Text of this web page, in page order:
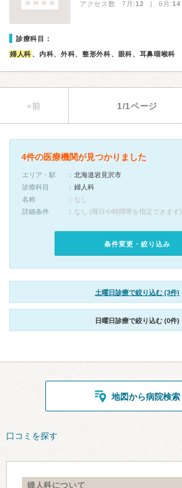
アクセス数 7月:12 | 6月:14
診療科目：
婦人科 、内科、外科、整形外科、眼科、耳鼻咽喉科
«前 1/1ページ
4件の医療機関が見つかりました
エリア・駅
北海道岩見沢市
診療科目
婦人科
名称
なし
詳細条件
なし (曜日や時間帯を指定できます)
条件変更・絞り込み
土曜日診療で絞り込む (3件)
日曜日診療で絞り込む (0件)
地図から病院検索
口コミを探す
婦人科について